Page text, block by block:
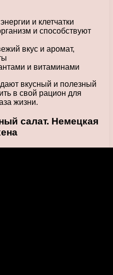
и клетчатки
и способствуют
вкус и аромат,
и витаминами
вкусный и полезный
в свой рацион для
жизни.
салат. Немецкая